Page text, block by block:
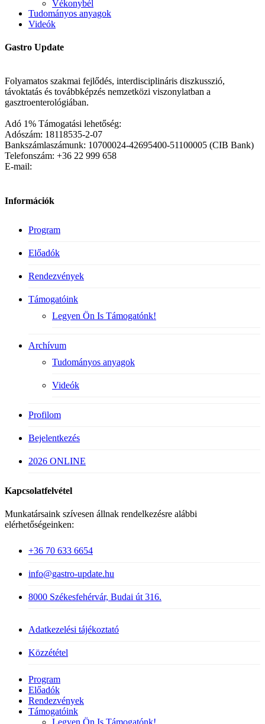
Vékonybél
Tudományos anyagok
Videók
Gastro Update
Folyamatos szakmai fejlődés, interdisciplináris diszkusszió,
távoktatás és továbbképzés nemzetközi viszonylatban a
gasztroenterológiában.
Adó 1% Támogatási lehetőség:
Adószám: 18118535-2-07
Bankszámlaszámunk: 10700024-42695400-51100005 (CIB Bank)
Telefonszám: +36 22 999 658
E-mail:
Információk
Program
Előadók
Rendezvények
Támogatóink
Legyen Ön Is Támogatónk!
Archívum
Tudományos anyagok
Videók
Profilom
Bejelentkezés
2026 ONLINE
Kapcsolatfelvétel
Munkatársaink szívesen állnak rendelkezésre alábbi
elérhetőségeinken:
+36 70 633 6654
info@gastro-update.hu
8000 Székesfehérvár, Budai út 316.
Adatkezelési tájékoztató
Közzététel
Close
Menu
Program
Előadók
Rendezvények
Támogatóink